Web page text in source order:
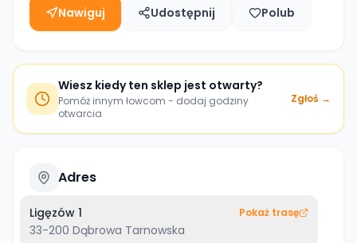
Nawiguj Udostępnij Polub
Wiesz kiedy ten sklep jest otwarty?
Pomóż innym łowcom - dodaj godziny
otwarcia
Zgłoś →
Adres
Ligęzów 1
33-200 Dąbrowa Tarnowska
Pokaż trasę